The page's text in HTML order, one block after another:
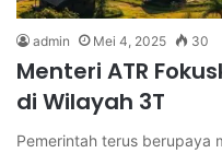
admin Mei 4, 2025 30
Menteri ATR
di Wilayah 3T
Pemerintah terus berupaya